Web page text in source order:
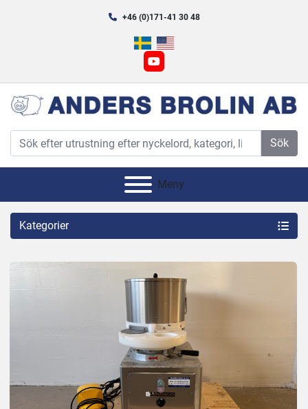
+46 (0)171-41 30 48
youtube
Sök
Meny
Kategorier